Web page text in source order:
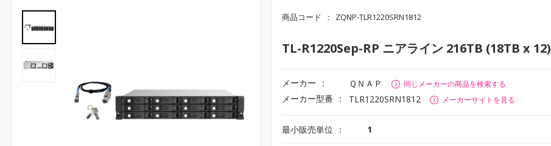
商品コード ZQNP-TLR1220SRN1812
TL-R1220Sep-RP ニアライン 216TB (18TB x 12)
メーカー ＱＮＡＰ 同じメーカーの商品を検索する
メーカー型番 TLR1220SRN1812 メーカーサイトを見る
最小販売単位 1